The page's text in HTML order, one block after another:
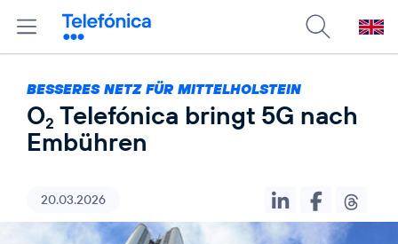
BESSERES NETZ FÜR MITTELHOLSTEIN
O2 Telefónica bringt 5G nach
Embühren
20.03.2026